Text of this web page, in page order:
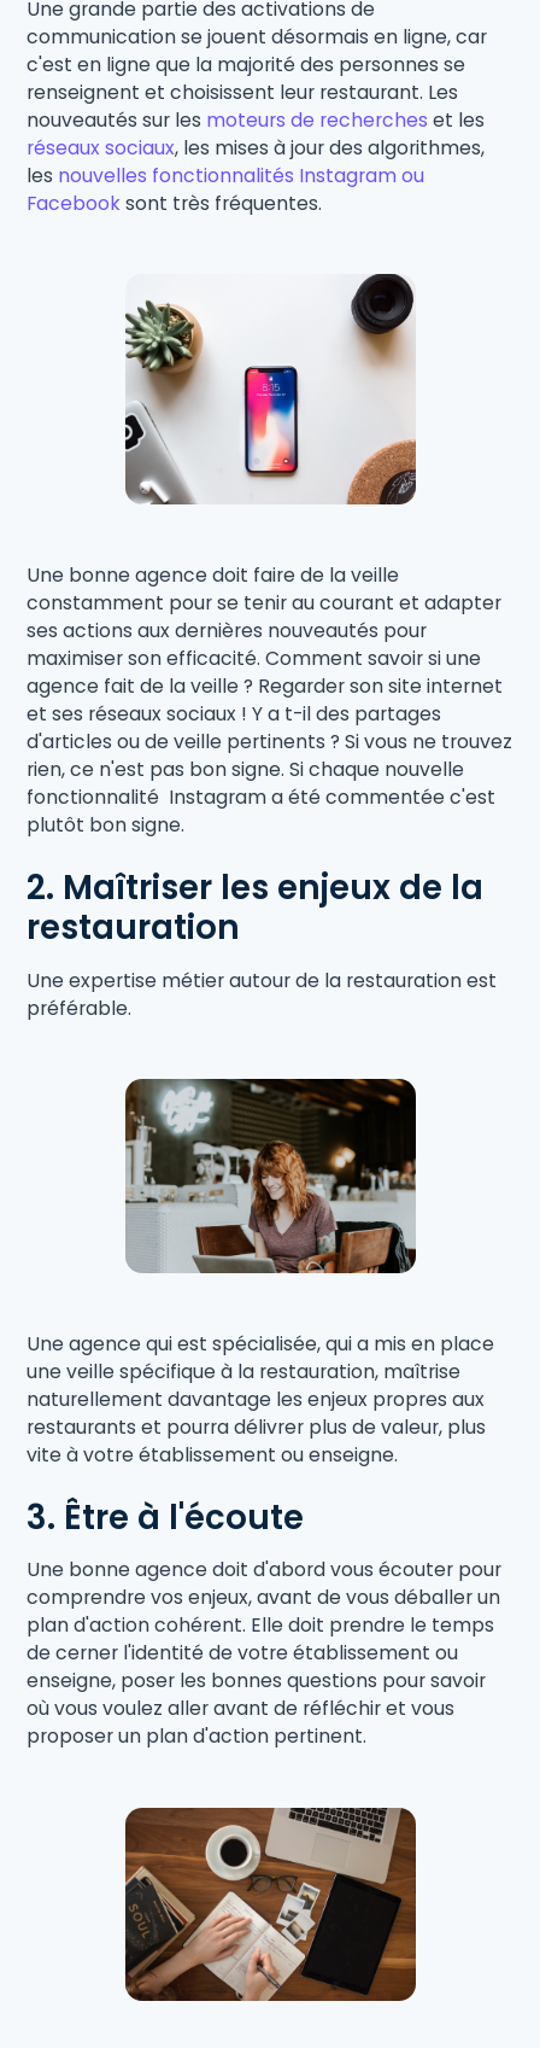
Une grande partie des activations de
communication se jouent désormais en ligne, car
c'est en ligne que la majorité des personnes se
renseignent et choisissent leur restaurant. Les
nouveautés sur les moteurs de recherches et les
réseaux sociaux, les mises à jour des algorithmes,
les nouvelles fonctionnalités Instagram ou
Facebook sont très fréquentes.
Une bonne agence doit faire de la veille
constamment pour se tenir au courant et adapter
ses actions aux dernières nouveautés pour
maximiser son efficacité. Comment savoir si une
agence fait de la veille ? Regarder son site internet
et ses réseaux sociaux ! Y a t-il des partages
d'articles ou de veille pertinents ? Si vous ne trouvez
rien, ce n'est pas bon signe. Si chaque nouvelle
fonctionnalité Instagram a été commentée c'est
plutôt bon signe.
2. Maîtriser les enjeux de la
restauration
Une expertise métier autour de la restauration est
préférable.
Une agence qui est spécialisée, qui a mis en place
une veille spécifique à la restauration, maîtrise
naturellement davantage les enjeux propres aux
restaurants et pourra délivrer plus de valeur, plus
vite à votre établissement ou enseigne.
3. Être à l'écoute
Une bonne agence doit d'abord vous écouter pour
comprendre vos enjeux, avant de vous déballer un
plan d'action cohérent. Elle doit prendre le temps
de cerner l'identité de votre établissement ou
enseigne, poser les bonnes questions pour savoir
où vous voulez aller avant de réfléchir et vous
proposer un plan d'action pertinent.